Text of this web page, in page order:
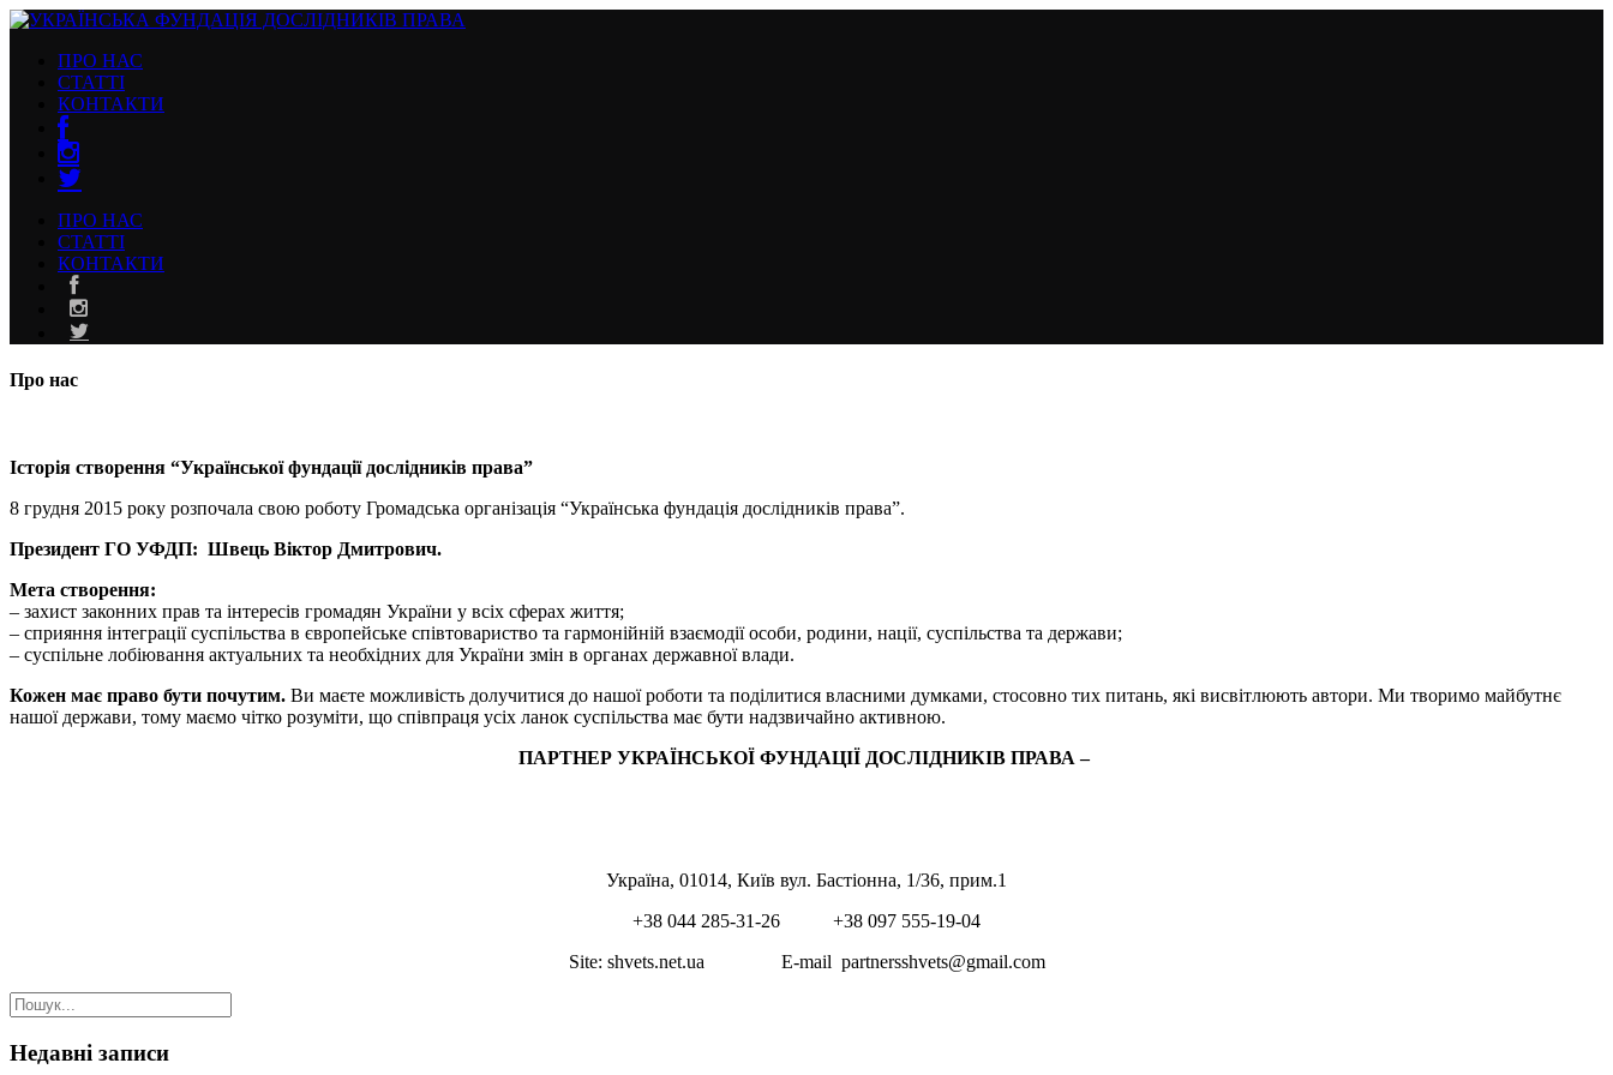
ПРО НАС
СТАТТІ
КОНТАКТИ
ПРО НАС
СТАТТІ
КОНТАКТИ
Про нас
Історія створення “Української фундації дослідників права”
8 грудня 2015 року розпочала свою роботу Громадська організація “Українська фундація дослідників права”.
Президент ГО УФДП: Швець Віктор Дмитрович.
Мета створення:
– захист законних прав та інтересів громадян України у всіх сферах життя;
– сприяння інтеграції суспільства в європейське співтовариство та гармонійній взаємодії особи, родини, нації, суспільства та держави;
– суспільне лобіювання актуальних та необхідних для України змін в органах державної влади.
Кожен має право бути почутим. Ви маєте можливість долучитися до нашої роботи та поділитися власними думками, стосовно тих питань, які висвітлюють автори. Ми творимо майбутнє
нашої держави, тому маємо чітко розуміти, що співпраця усіх ланок суспільства має бути надзвичайно активною.
ПАРТНЕР УКРАЇНСЬКОЇ ФУНДАЦІЇ ДОСЛІДНИКІВ ПРАВА –
Україна, 01014, Київ вул. Бастіонна, 1/36, прим.1
+38 044 285-31-26 +38 097 555-19-04
Site: shvets.net.ua E-mail partnersshvets@gmail.com
Недавні записи